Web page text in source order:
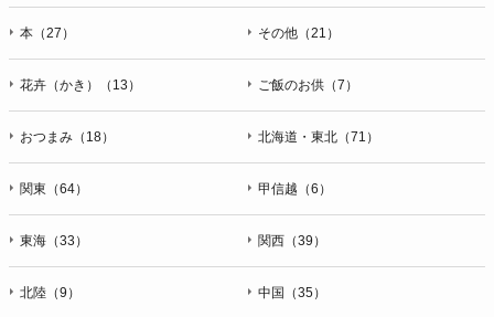
本（27） その他（21）
花卉（かき）（13） ご飯のお供（7）
おつまみ（18） 北海道・東北（71）
関東（64） 甲信越（6）
東海（33） 関西（39）
北陸（9） 中国（35）